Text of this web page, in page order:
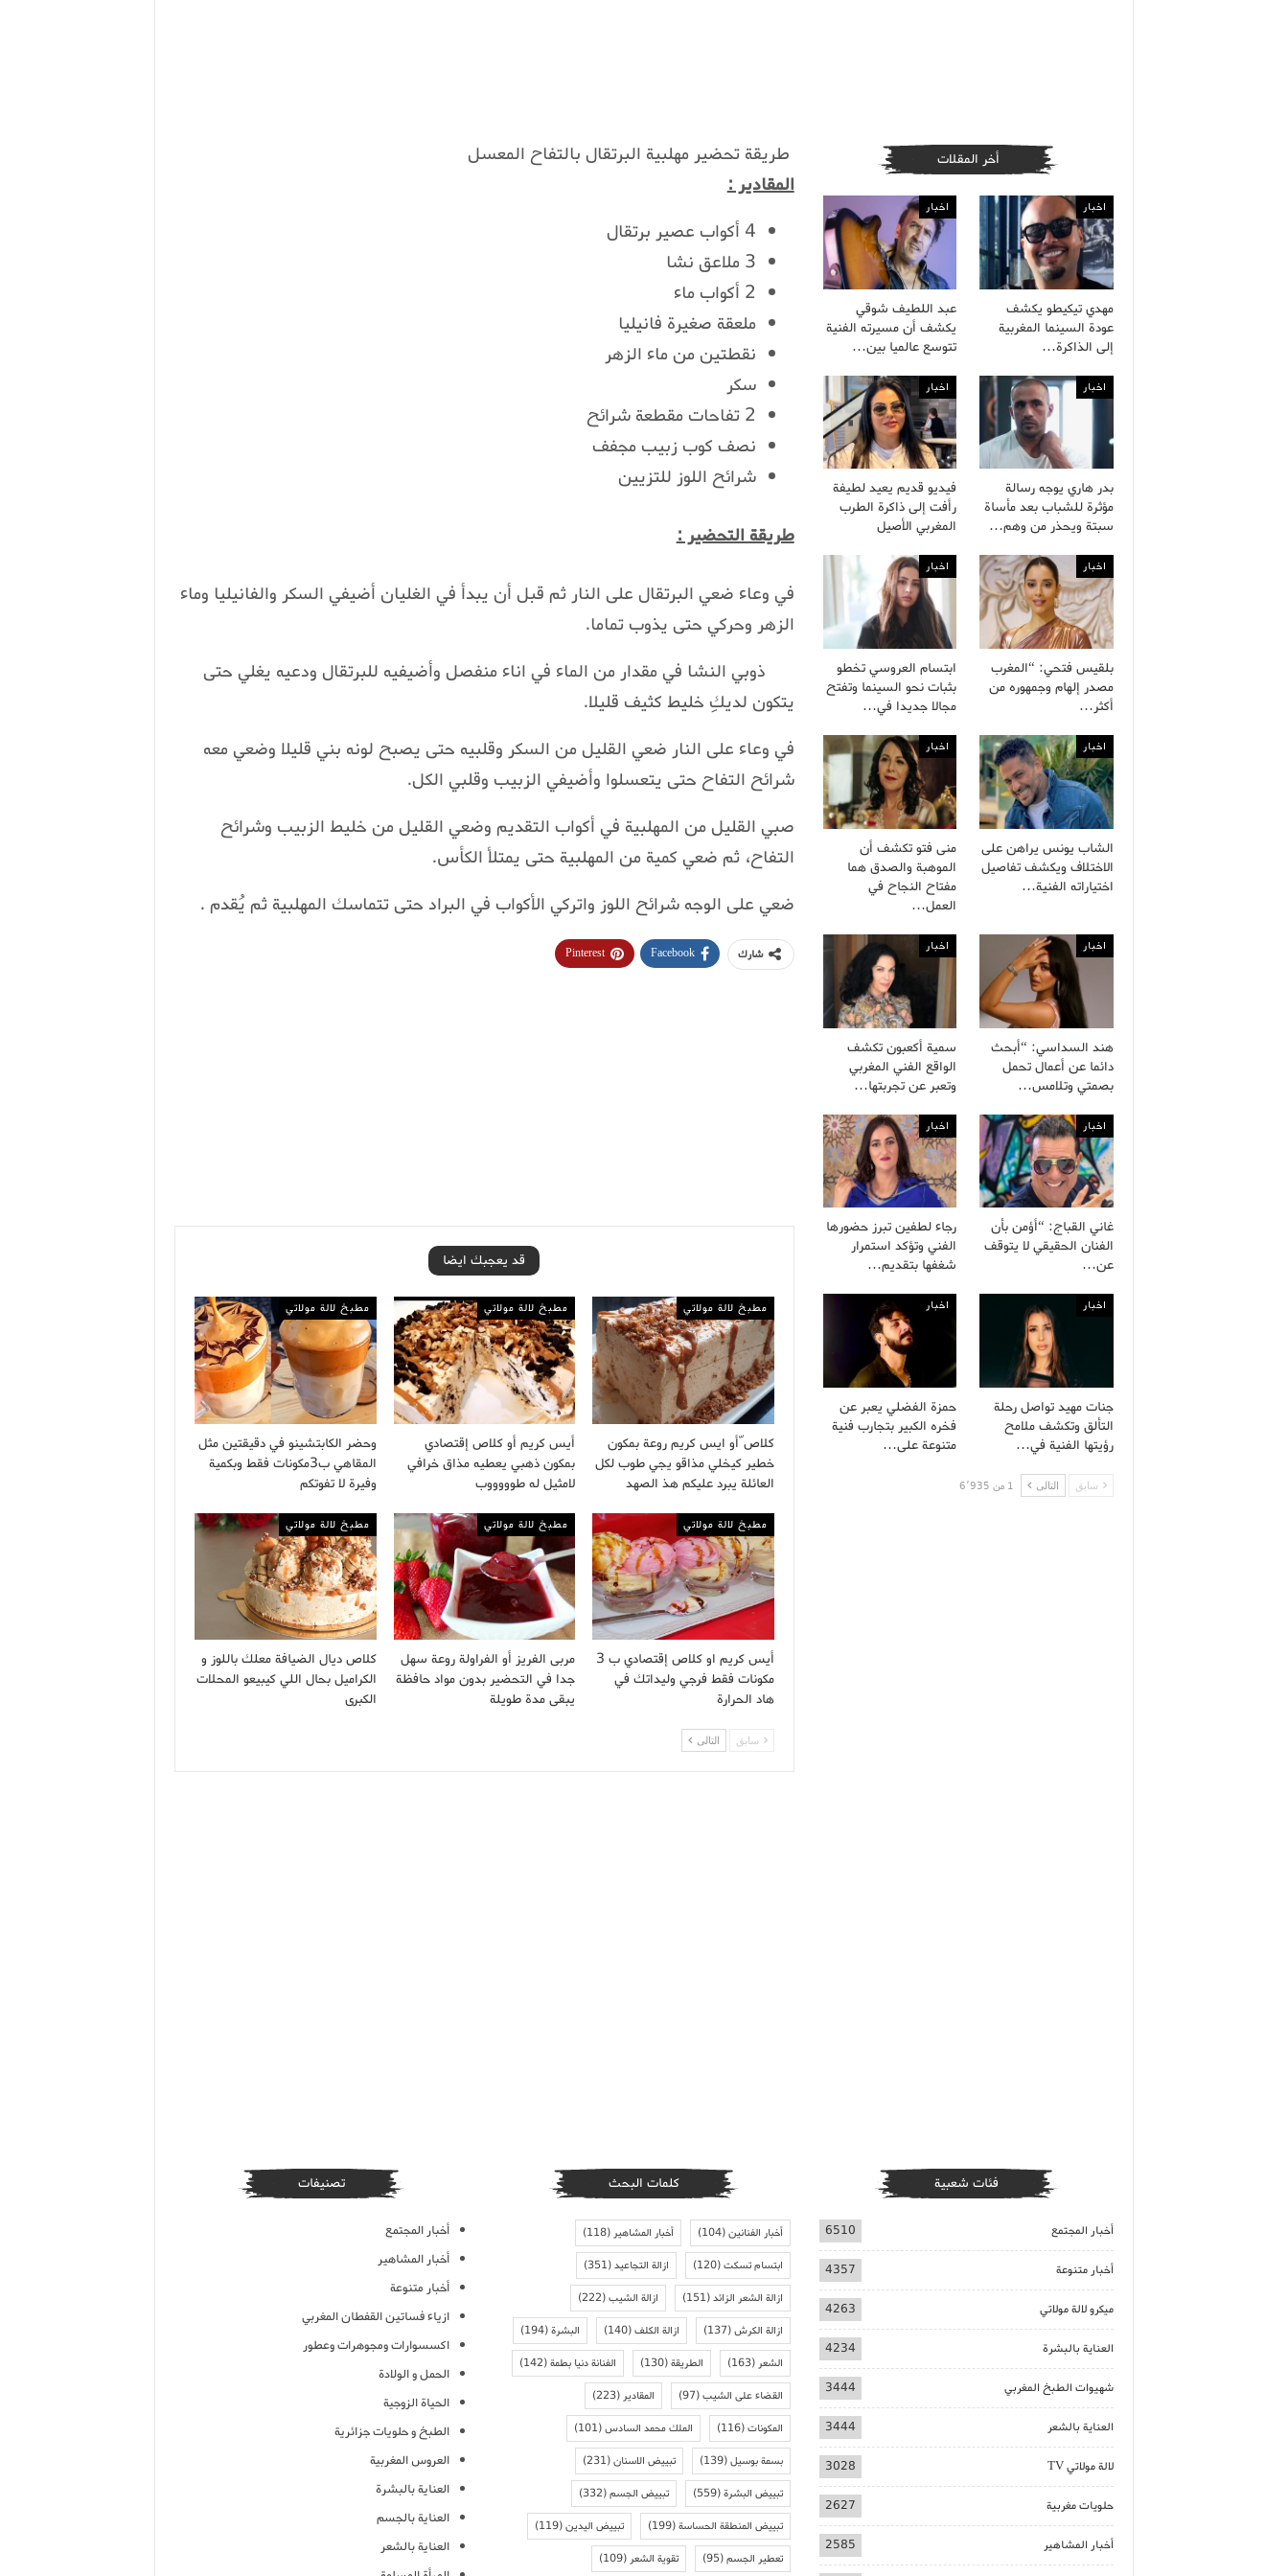
طريقة تحضير مهلبية البرتقال بالتفاح المعسل
المقادير :
4 أكواب عصير برتقال
3 ملاعق نشا
2 أكواب ماء
ملعقة صغيرة فانيليا
نقطتين من ماء الزهر
سكر
2 تفاحات مقطعة شرائح
نصف كوب زبيب مجفف
شرائح اللوز للتزيين
طريقة التحضير :
في وعاء ضعي البرتقال على النار ثم قبل أن يبدأ في الغليان أضيفي السكر والفانيليا وماء
الزهر وحركي حتى يذوب تماما.
ذوبي النشا في مقدار من الماء في اناء منفصل وأضيفيه للبرتقال ودعيه يغلي حتى
يتكون لديكِ خليط كثيف قليلا.
في وعاء على النار ضعي القليل من السكر وقلبيه حتى يصبح لونه بني قليلا وضعي معه
شرائح التفاح حتى يتعسلوا وأضيفي الزبيب وقلبي الكل.
صبي القليل من المهلبية في أكواب التقديم وضعي القليل من خليط الزبيب وشرائح
التفاح، ثم ضعي كمية من المهلبية حتى يمتلأ الكأس.
ضعي على الوجه شرائح اللوز واتركي الأكواب في البراد حتى تتماسك المهلبية ثم يُقدم .
شارك Facebook
Pinterest
قد يعجبك ايضا
مطبخ لالة مولاتي
كلاص ّأو ايس كريم روعة بمكون
خطير كيخلي مذاقو يجي طوب لكل
العائلة يبرد عليكم هذ الصهد
مطبخ لالة مولاتي
أيس كريم أو كلاص إقتصادي
بمكون ذهبي يعطيه مذاق خرافي
لامثيل له طوووووب
مطبخ لالة مولاتي
وحضر الكابتشينو في دقيقتين مثل
المقاهي ب3مكونات فقط وبكمية
وفيرة لا تفوتكم
مطبخ لالة مولاتي
أيس كريم او كلاص إقتصادي ب 3
مكونات فقط فرجي وليداتك في
هاد الحرارة
مطبخ لالة مولاتي
مربى الفريز أو الفراولة روعة سهل
جدا في التحضير بدون مواد حافظة
يبقى مدة طويلة
مطبخ لالة مولاتي
كلاص ديال الضيافة معلك باللوز و
الكراميل بحال اللي كيبيعو المحلات
الكبرى
سابق التالى
أخر المقلات
اخبار
مهدي تيكيطو يكشف
عودة السينما المغربية
إلى الذاكرة…
اخبار
عبد اللطيف شوقي
يكشف أن مسيرته الفنية
تتوسع عالميا بين…
اخبار
بدر هاري يوجه رسالة
مؤثرة للشباب بعد مأساة
سبتة ويحذر من وهم…
اخبار
فيديو قديم يعيد لطيفة
رأفت إلى ذاكرة الطرب
المغربي الأصيل
اخبار
بلقيس فتحي: “المغرب
مصدر إلهام وجمهوره من
أكثر…
اخبار
ابتسام العروسي تخطو
بثبات نحو السينما وتفتح
مجالا جديدا في…
اخبار
الشاب يونس يراهن على
الاختلاف ويكشف تفاصيل
اختياراته الفنية…
اخبار
منى فتو تكشف أن
الموهبة والصدق هما
مفتاح النجاح في
العمل…
اخبار
هند السداسي: “أبحث
دائما عن أعمال تحمل
بصمتي وتلامس…
اخبار
سمية أكعبون تكشف
الواقع الفني المغربي
وتعبر عن تجربتها…
اخبار
غاني القباج: “أؤمن بأن
الفنان الحقيقي لا يتوقف
عن…
اخبار
رجاء لطفين تبرز حضورها
الفني وتؤكد استمرار
شغفها بتقديم…
اخبار
جنات مهيد تواصل رحلة
التألق وتكشف ملامح
رؤيتها الفنية في…
اخبار
حمزة الفضلي يعبر عن
فخره الكبير بتجارب فنية
متنوعة على…
سابق التالى 1 من 6٬935
فئات شعبية
أخبار المجتمع 6510
أخبار متنوعة 4357
ميكرو لالة مولاتي 4263
العناية بالبشرة 4234
شهيوات الطبخ المغربي 3444
العناية بالشعر 3444
لالة مولاتي TV 3028
حلويات مغربية 2627
أخبار المشاهير 2585
كلمات البحث
أخبار الفنانين(104) أخبار المشاهير(118)
ابتسام تسكت(120) ازالة التجاعيد(351)
ازالة الشعر الزائد(151) ازالة الشيب(222)
ازالة الكرش(137) ازالة الكلف(140) البشرة(194)
الشعر(163) الطريقة(130) الفنانة دنيا بطمة(142)
القضاء على الشيب(97) المقادير(223)
المكونات(116) الملك محمد السادس(101)
بسمة بوسيل(139) تبييض الاسنان(231)
تبييض البشرة(559) تبييض الجسم(332)
تبييض المنطقة الحساسة(199) تبييض اليدين(119)
تعطير الجسم(95) تقوية الشعر(109)
تصنيفات
أخبار المجتمع
أخبار المشاهير
أخبار متنوعة
ازياء فساتين القفطان المغربي
اكسسوارات ومجوهرات وعطور
الحمل و الولادة
الحياة الزوجية
الطبخ و حلويات جزائرية
العروس المغربية
العناية بالبشرة
العناية بالجسم
العناية بالشعر